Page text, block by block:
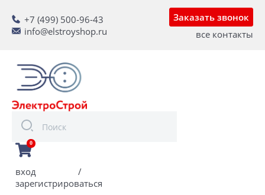
+7 (499) 500-96-43
info@elstroyshop.ru
Заказать звонок
все контакты
0
вход
/
зарегистрироваться